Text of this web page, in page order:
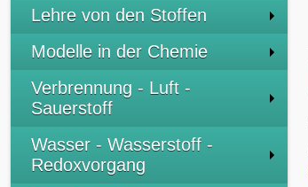
Lehre von den Stoffen
Modelle in der Chemie
Verbrennung - Luft -
Sauerstoff
Wasser - Wasserstoff -
Redoxvorgang